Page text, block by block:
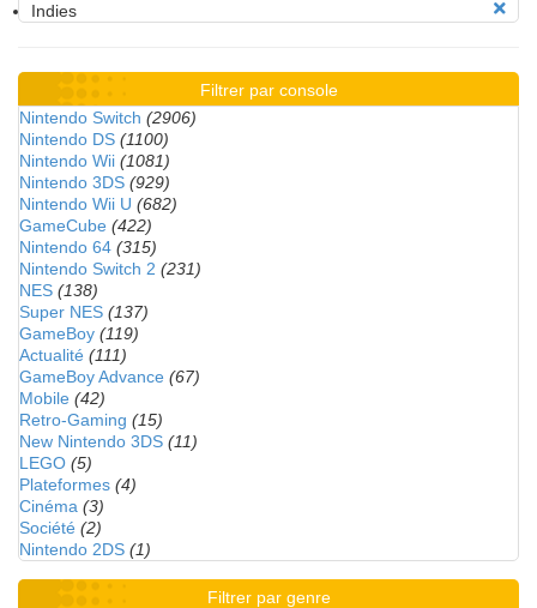
Indies
Filtrer par console
Nintendo Switch (2906)
Nintendo DS (1100)
Nintendo Wii (1081)
Nintendo 3DS (929)
Nintendo Wii U (682)
GameCube (422)
Nintendo 64 (315)
Nintendo Switch 2 (231)
NES (138)
Super NES (137)
GameBoy (119)
Actualité (111)
GameBoy Advance (67)
Mobile (42)
Retro-Gaming (15)
New Nintendo 3DS (11)
LEGO (5)
Plateformes (4)
Cinéma (3)
Société (2)
Nintendo 2DS (1)
Filtrer par genre